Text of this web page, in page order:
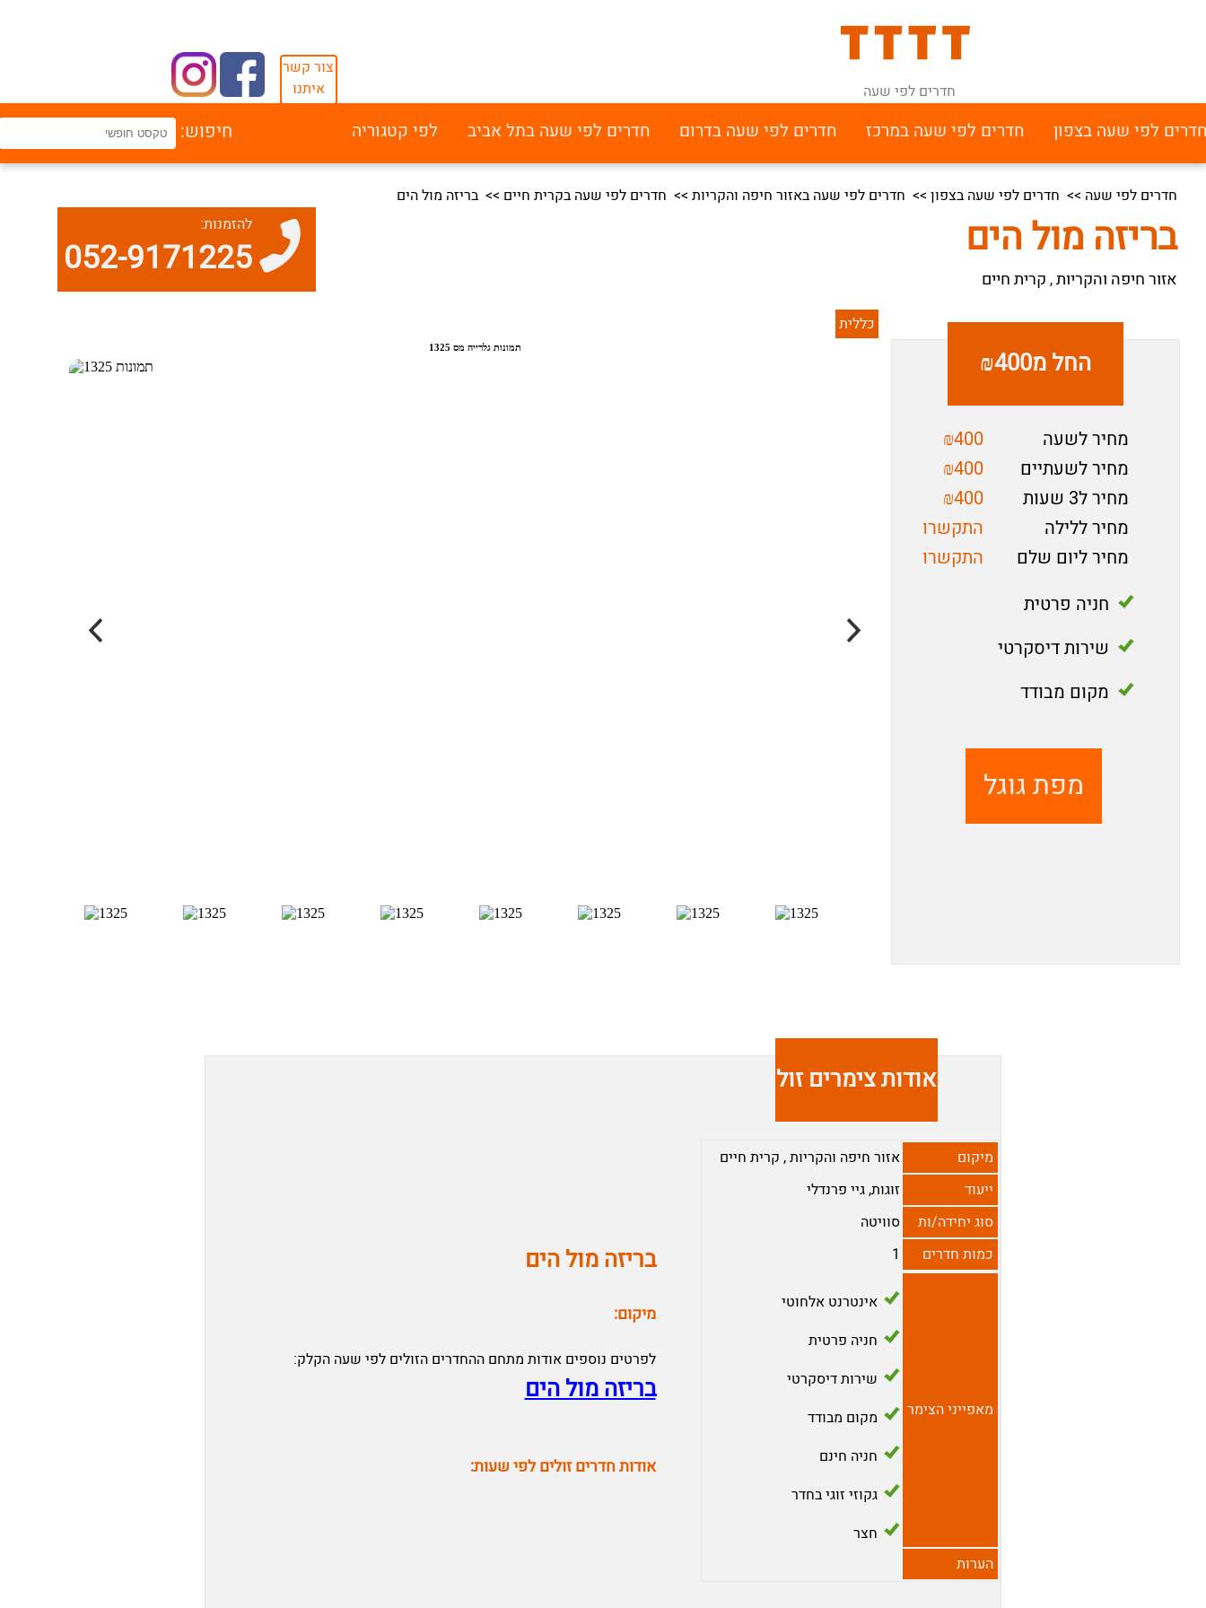
חדרים לפי שעה
צור קשר
איתנו
לפי שעה בצפון חדרים לפי שעה במרכז חדרים לפי שעה בדרום חדרים לפי שעה בתל אביב לפי קטגוריה חיפוש:
חדרים לפי שעה >> חדרים לפי שעה בצפון >> חדרים לפי שעה באזור חיפה והקריות >> חדרים לפי שעה בקרית חיים >> בריזה מול הים
בריזה מול הים
אזור חיפה והקריות, קרית חיים
להזמנות:
052-9171225
החל מ₪400
מחיר לשעה
₪400
מחיר לשעתיים
₪400
מחיר ל3 שעות
₪400
מחיר ללילה
התקשרו
מחיר ליום שלם
התקשרו
חניה פרטית
שירות דיסקרטי
מקום מבודד
מפת גוגל
כללית
אודות צימרים זולים;
מיקום אזור חיפה והקריות, קרית חיים
ייעוד
זוגות, גיי פרנדלי
סוג יחידה/ות
סוויטה
כמות חדרים
1
מאפייני הצימר
אינטרנט אלחוטי
חניה פרטית
שירות דיסקרטי
מקום מבודד
חניה חינם
גקוזי זוגי בחדר
חצר
הערות
בריזה מול הים
מיקום:
לפרטים נוספים אודות מתחם ההחדרים הזולים לפי שעה הקלק:
בריזה מול הים
אודות חדרים זולים לפי שעות: